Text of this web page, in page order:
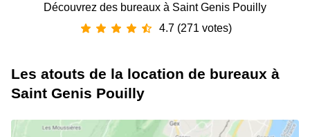
Découvrez des bureaux à Saint Genis Pouilly
4.7 (271 votes)
Les atouts de la location de bureaux à
Saint Genis Pouilly